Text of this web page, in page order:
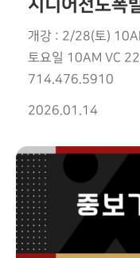
시니어전도폭
개강 : 2/28(토)
토요일 10AM VC
714.476.5910
2026.01.14